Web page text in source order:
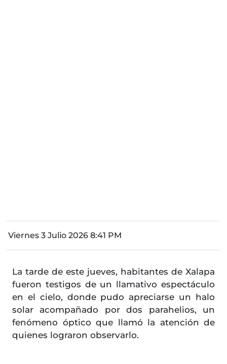
Viernes 3 Julio 2026 8:41 PM
La tarde de este jueves, habitantes de Xalapa
fueron testigos de un llamativo espectáculo
en el cielo, donde pudo apreciarse un halo
solar acompañado por dos parahelios, un
fenómeno óptico que llamó la atención de
quienes lograron observarlo.